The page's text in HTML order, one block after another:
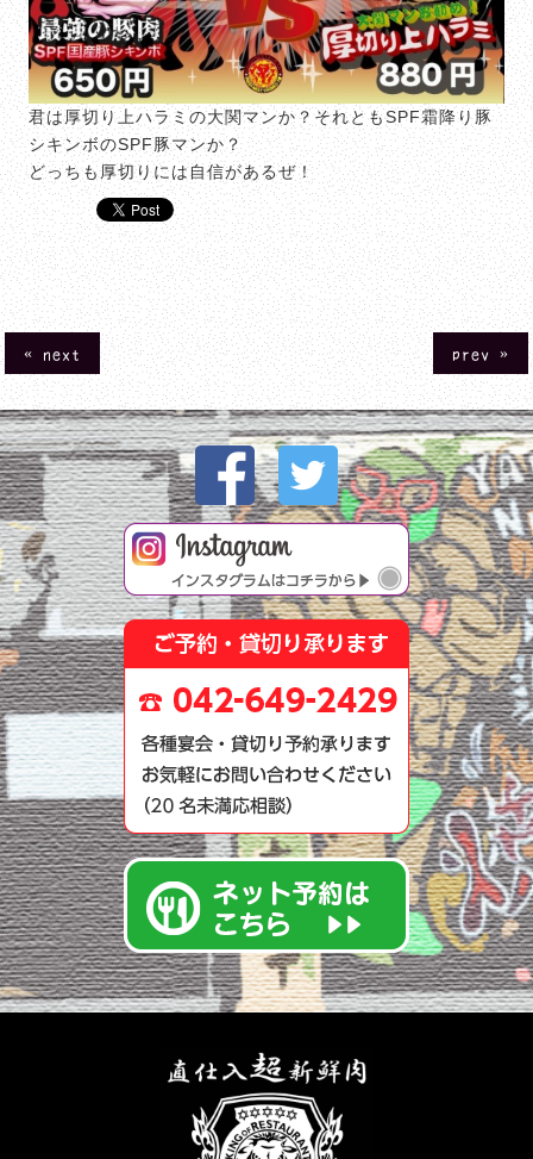
君は厚切り上ハラミの大関マンか？それともSPF霜降り豚
シキンボのSPF豚マンか？
どっちも厚切りには自信があるぜ！
« next prev »